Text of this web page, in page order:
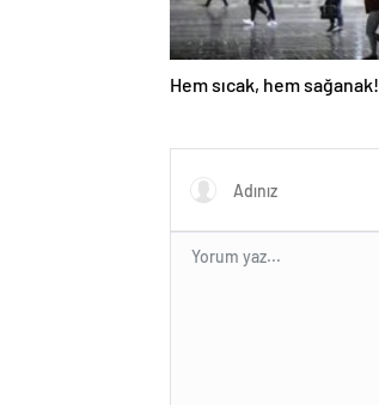
Hem sıcak, hem sağanak!